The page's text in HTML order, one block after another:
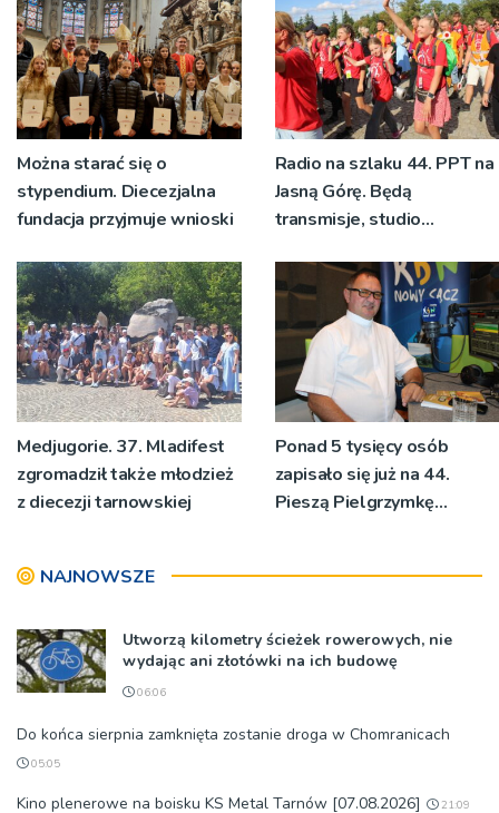
[ZDJĘCIA]
Można starać się o
stypendium. Diecezjalna
fundacja przyjmuje wnioski
Radio na szlaku 44. PPT na
Jasną Górę. Będą
transmisje, studio
pozdrowienia
Medjugorie. 37. Mladifest
zgromadził także młodzież
z diecezji tarnowskiej
Ponad 5 tysięcy osób
zapisało się już na 44.
Pieszą Pielgrzymkę
NAJNOWSZE
Utworzą kilometry ścieżek rowerowych, nie
wydając ani złotówki na ich budowę
06:06
Do końca sierpnia zamknięta zostanie droga w Chomranicach
05:05
Kino plenerowe na boisku KS Metal Tarnów [07.08.2026] 21:09